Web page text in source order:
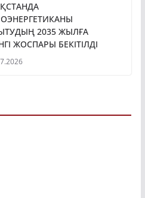
2035 ЖЫЛҒА
ЖОСПАРЫ БЕКІТІЛДІ